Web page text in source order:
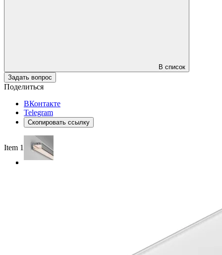
В список
Задать вопрос
Поделиться
ВКонтакте
Telegram
Скопировать ссылку
Item 1 of 4